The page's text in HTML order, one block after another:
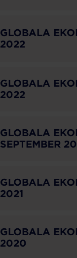
GLOBALA
2022
GLOBALA
2022
GLOBALA
SEPTEMBER
GLOBALA
2021
GLOBALA
2020